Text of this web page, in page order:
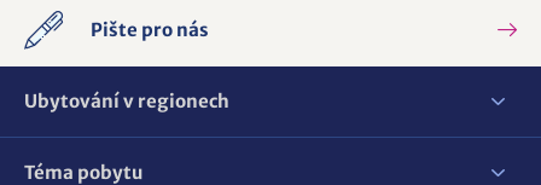
Pište pro nás
Ubytování v regionech
Téma pobytu